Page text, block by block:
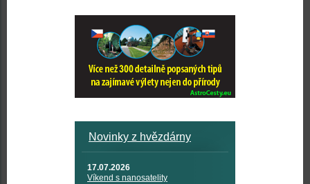
Novinky z hvězdárny
17.07.2026
Víkend s nanosatelity